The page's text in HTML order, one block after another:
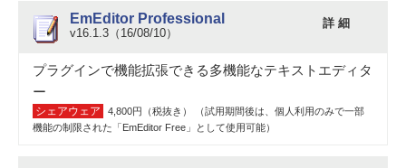
EmEditor Professional
v16.1.3（16/08/10）
詳 細
プラグインで機能拡張できる多機能なテキストエディタ
ー
シェアウェア
4,800円（税抜き） （試用期間後は、個人利用のみで一部
機能の制限された「EmEditor Free」として使用可能）